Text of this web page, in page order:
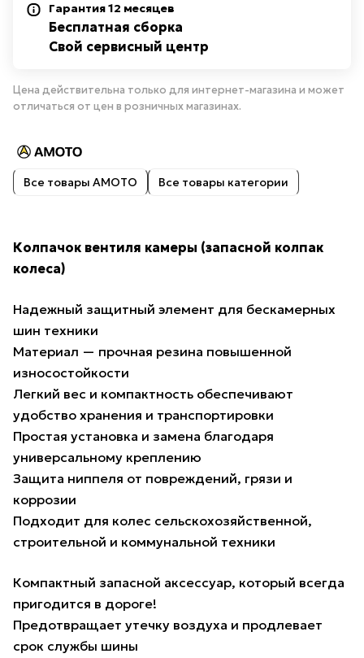
Гарантия 12 месяцев
Бесплатная сборка
Свой сервисный центр
Цена действительна только для интернет-магазина и может
отличаться от цен в розничных магазинах.
Все товары AMOTO Все товары категории
Колпачок вентиля камеры (запасной колпак
колеса)
Надежный защитный элемент для бескамерных
шин техники
Материал — прочная резина повышенной
износостойкости
Легкий вес и компактность обеспечивают
удобство хранения и транспортировки
Простая установка и замена благодаря
универсальному креплению
Защита ниппеля от повреждений, грязи и
коррозии
Подходит для колес сельскохозяйственной,
строительной и коммунальной техники
Компактный запасной аксессуар, который всегда
пригодится в дороге!
Предотвращает утечку воздуха и продлевает
срок службы шины